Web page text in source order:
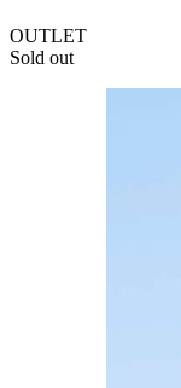
OUTLET
Sold out